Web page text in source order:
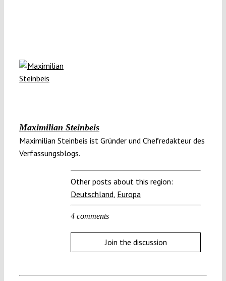
Maximilian Steinbeis
Maximilian Steinbeis ist Gründer und Chefredakteur des
Verfassungsblogs.
Other posts about this region:
Deutschland Europa
4 comments
Join the discussion